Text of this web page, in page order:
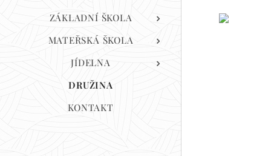
ZÁKLADNÍ ŠKOLA
MATEŘSKÁ ŠKOLA
JÍDELNA
DRUŽINA
KONTAKT